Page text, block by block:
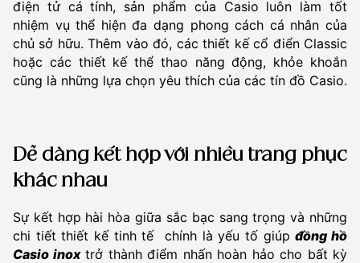
điện tử cá tính, sản phẩm của Casio luôn làm tốt
nhiệm vụ thể hiện đa dạng phong cách cá nhân của
chủ sở hữu. Thêm vào đó, các thiết kế cổ điển Classic
hoặc các thiết kế thể thao năng động, khỏe khoắn
cũng là những lựa chọn yêu thích của các tín đồ Casio.
Dễ dàng kết hợp với nhiều trang phục
khác nhau
Sự kết hợp hài hòa giữa sắc bạc sang trọng và những
chi tiết thiết kế tinh tế chính là yếu tố giúpđồng hồ
Casio inoxtrở thành điểm nhấn hoàn hảo cho bất kỳ